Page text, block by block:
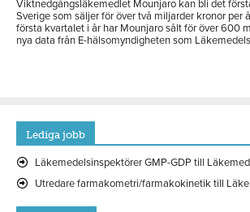
Viktnedgångsläkemedlet Mounjaro kan bli det
Sverige som säljer för över två miljarder kronor per
första kvartalet i år har Mounjaro sålt för över 600
nya data från E-hälsomyndigheten som
Lediga jobb
Läkemedelsinspektörer GMP-GDP till
Utredare farmakometri/farmakokinetik till